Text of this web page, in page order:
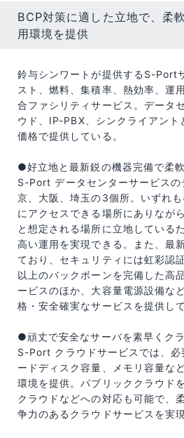
BCP対策に適した立地で、柔
用環境を提供
鈴与シンワートが提供するS-Port
スト、燃料、集積率、熱効率、運
合ファシリティサービス。データ
ウド、IP-PBX、シンクライアント
価格で提供している。
●好立地と最新鋭の機器完備で柔
S-Port データセンターサービスの
京、大阪、埼玉の3個所。いずれ
にアクセスできる場所にありなが
と想定される場所に立地している
高い運用を実現できる。また、最
ており、セキュリティには虹彩認
以上のバックボーンを完備した高
ービスのほか、大容量電源設備な
格・安全確実なサービスを提供して
●頑丈で安全なサーバを素早くク
S-Port クラウドサービスでは、必
ードディスク容量、メモリ容量な
環境を提供。パブリッククラウド
クラウドなどへの対応も可能で、
争力のあるクラウドサービスを実